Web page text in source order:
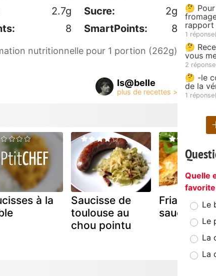
2.7g Sucre:
2g
8 SmartPoints: 8
nutritionnelle pour 1 portion (262g)
Is@belle
à la
Saucisse de
toulouse au
chou pointu
Friands a la
saucisse
🤔
rapport
1
🤔
vous
2
🤔 -le
de la
1
Quelle
Le
Le
La
La